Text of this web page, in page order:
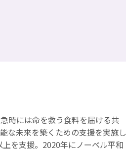
時には命を救う食料を届ける共
な未来を築くための支援を実施し
を支援。2020年にノーベル平和